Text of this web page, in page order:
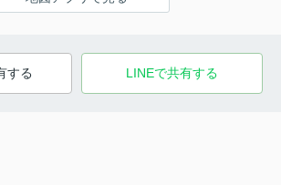
する LINEで共有する